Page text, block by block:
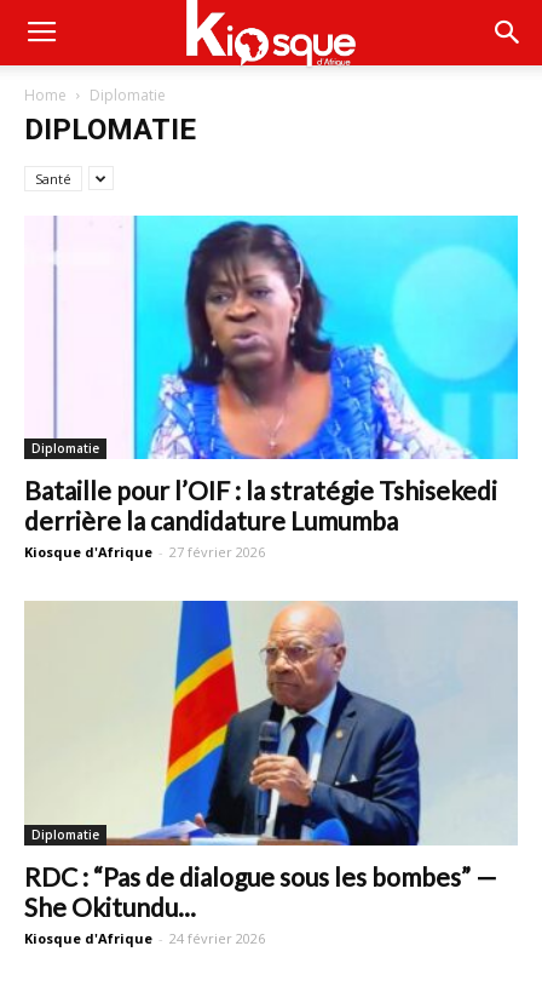
Home Diplomatie
DIPLOMATIE
Santé
Diplomatie
Bataille pour l’OIF : la stratégie Tshisekedi
derrière la candidature Lumumba
Kiosque d'Afrique - 27 février 2026
Diplomatie
RDC : “Pas de dialogue sous les bombes” —
She Okitundu...
Kiosque d'Afrique - 24 février 2026